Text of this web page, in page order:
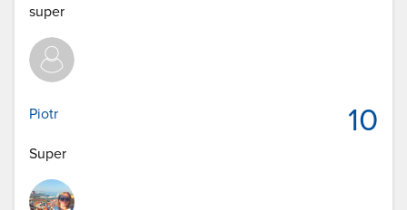
super
10
Piotr
Super